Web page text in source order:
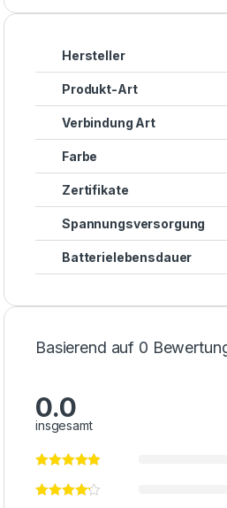
Hersteller
Produkt-Art
Verbindung Art
Farbe
Zertifikate
Spannungsversorgung
Batterielebensdauer
Basierend auf 0
0.0
insgesamt